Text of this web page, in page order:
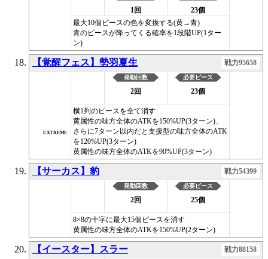
1回
23個
最大10個ピースの色を変換する(黄→青)
青のピースが降ってくる確率を1段階UP(1ター
ン)
【覚醒フェス】勢羽夏生 戦力95658
EXTREME
発動回数
2回
必要ピース
23個
横1列のピースを全て消す
黄属性の味方全体のATKを150%UP(3ターン)、
さらに7ターン以内だと支援型の味方全体のATK
を120%UP(3ターン)
黄属性の味方全体のATKを90%UP(3ターン)
【サーカス】豹 戦力54399
発動回数
2回
必要ピース
25個
8×8の十字に最大15個ピースを消す
黄属性の味方全体のATKを150%UP(2ターン)
【イースター】スラー 戦力88158